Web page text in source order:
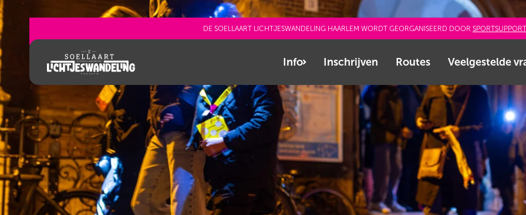
Sla navigatie over DE SOELLAART LICHTJESWANDELING HAARLEM WORDT GEORGANISEERD DOOR
Info Inschrijven Routes Veelgestelde